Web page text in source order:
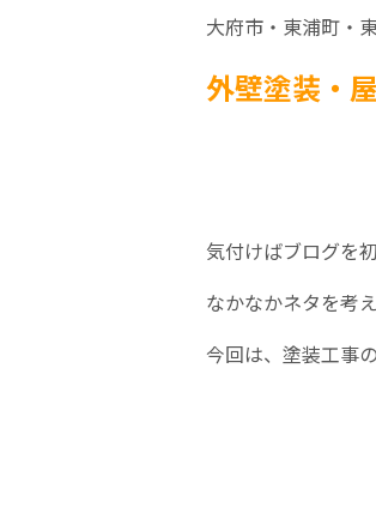
大府市・東浦町・
外壁塗装・
気付けばブログを
なかなかネタを考
今回は、塗装工事